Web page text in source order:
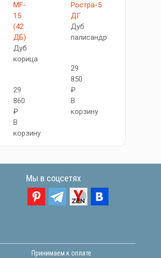
MF-
15
(42
ДБ)
Дуб
корица
29
860
₽
В
корзину
Ростра-5
ДГ
Дуб
палисандр
29
850
₽
В
корзину
Мы в соцсетях
Принимаем к оплате